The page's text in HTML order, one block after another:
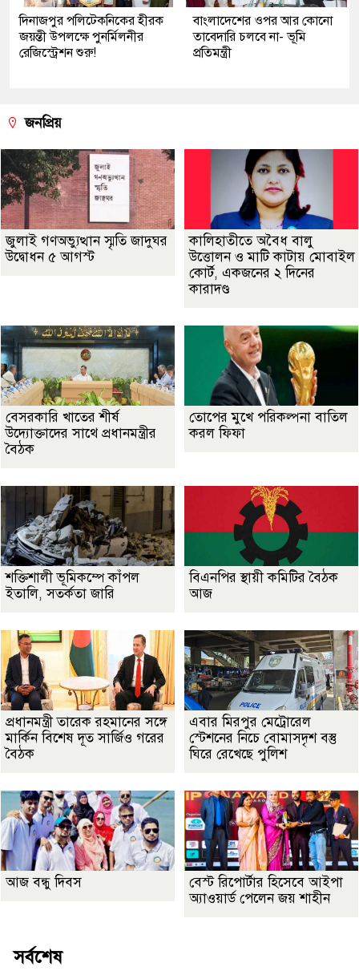
দিনাজপুর পলিটেকনিকের হীরক
জয়ন্তী উপলক্ষে পুনর্মিলনীর
রেজিস্ট্রেশন শুরু!
বাংলাদেশের ওপর আর কোনো
তাবেদারি চলবে না- ভূমি
প্রতিমন্ত্রী
জনপ্রিয়
জুলাই গণঅভ্যুত্থান স্মৃতি জাদুঘর
উদ্বোধন ৫ আগস্ট
কালিহাতীতে অবৈধ বালু
উত্তোলন ও মাটি কাটায় মোবাইল
কোর্ট, একজনের ২ দিনের
কারাদণ্ড
বেসরকারি খাতের শীর্ষ
উদ্যোক্তাদের সাথে প্রধানমন্ত্রীর
বৈঠক
তোপের মুখে পরিকল্পনা বাতিল
করল ফিফা
শক্তিশালী ভূমিকম্পে কাঁপল
ইতালি, সতর্কতা জারি
বিএনপির স্থায়ী কমিটির বৈঠক
আজ
প্রধানমন্ত্রী তারেক রহমানের সঙ্গে
মার্কিন বিশেষ দূত সার্জিও গরের
বৈঠক
এবার মিরপুর মেট্রোরেল
স্টেশনের নিচে বোমাসদৃশ বস্তু
ঘিরে রেখেছে পুলিশ
আজ বন্ধু দিবস
বেস্ট রিপোর্টার হিসেবে আইপা
অ্যাওয়ার্ড পেলেন জয় শাহীন
সর্বশেষ